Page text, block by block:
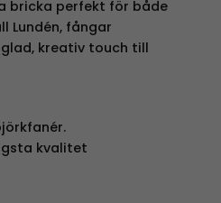
bricka perfekt för både
Lundén, fångar
kreativ touch till
kvalitet